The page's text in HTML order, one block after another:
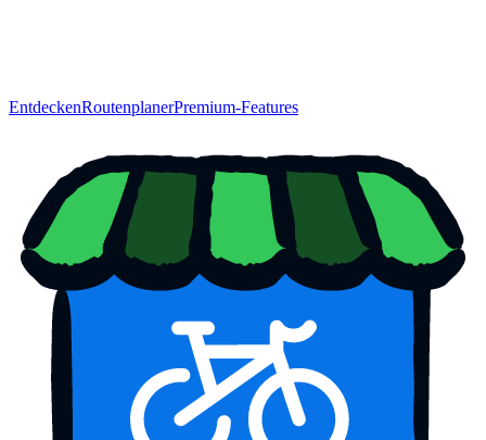
EntdeckenRoutenplanerPremium-Features